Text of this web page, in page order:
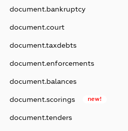
document.bankruptcy
document.court
document.taxdebts
document.enforcements
document.balances
document.scorings new!
document.tenders